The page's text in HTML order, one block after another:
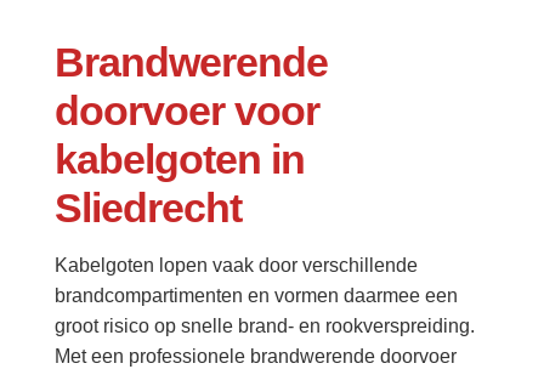
Brandwerende
doorvoer voor
kabelgoten in
Sliedrecht
Kabelgoten lopen vaak door verschillende
brandcompartimenten en vormen daarmee een
groot risico op snelle brand- en rookverspreiding.
Met een professionele brandwerende doorvoer